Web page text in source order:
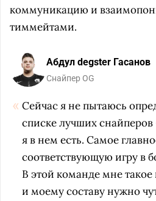
коммуникацию и
тиммейтами.
Абдул degster Гасанов
Снайпер OG
Сейчас я не пытаюсь
списке лучших
я в нем есть. Самое
соответствующую игру в
В этой команде мне
и моему составу нужно